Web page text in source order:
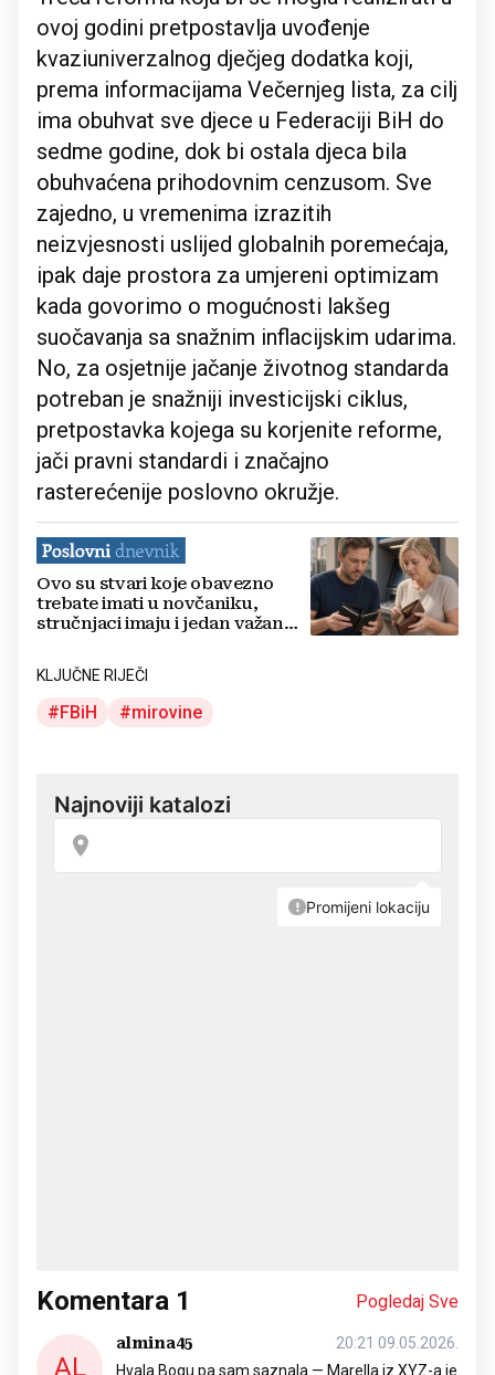
ovoj godini pretpostavlja uvođenje
kvaziuniverzalnog dječjeg dodatka koji,
prema informacijama Večernjeg lista, za cilj
ima obuhvat sve djece u Federaciji BiH do
sedme godine, dok bi ostala djeca bila
obuhvaćena prihodovnim cenzusom. Sve
zajedno, u vremenima izrazitih
neizvjesnosti uslijed globalnih poremećaja,
ipak daje prostora za umjereni optimizam
kada govorimo o mogućnosti lakšeg
suočavanja sa snažnim inflacijskim udarima.
No, za osjetnije jačanje životnog standarda
potreban je snažniji investicijski ciklus,
pretpostavka kojega su korjenite reforme,
jači pravni standardi i značajno
rasterećenije poslovno okružje.
Ovo su stvari koje obavezno
trebate imati u novčaniku,
stručnjaci imaju i jedan važan
KLJUČNE RIJEČI
FBiH mirovine
Komentara 1 Pogledaj Sve
AL
almina45
20:21 09.05.2026.
Hvala Bogu pa sam saznala — Marella iz XYZ-a je